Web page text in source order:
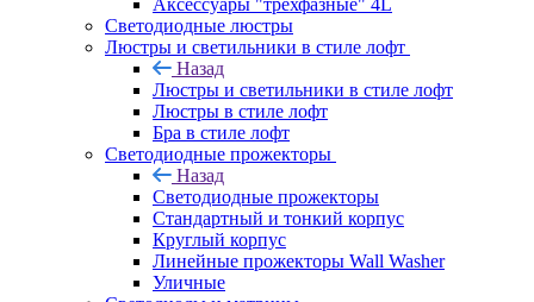
Аксессуары "трехфазные" 4L
Светодиодные люстры
Люстры и светильники в стиле лофт
Назад
Люстры и светильники в стиле лофт
Люстры в стиле лофт
Бра в стиле лофт
Светодиодные прожекторы
Назад
Светодиодные прожекторы
Стандартный и тонкий корпус
Круглый корпус
Линейные прожекторы Wall Washer
Уличные